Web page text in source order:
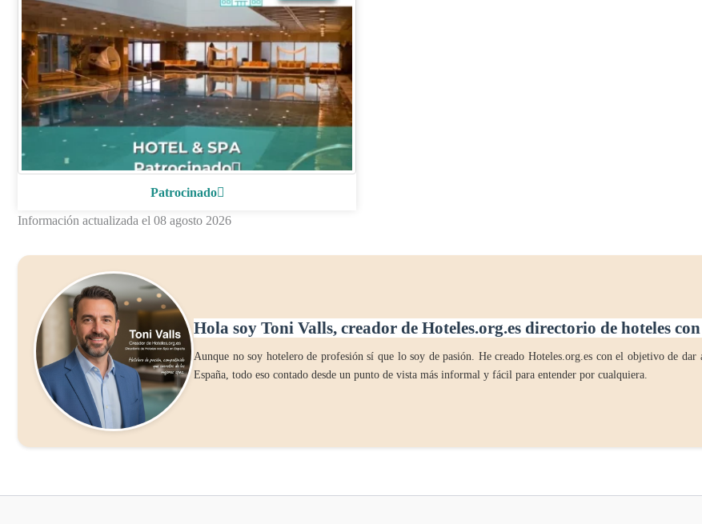
Patrocinado
Información actualizada el 08 agosto 2026
Hola soy Toni Valls, creador de Hoteles.org.es directorio de hoteles
Aunque no soy hotelero de profesión sí que lo soy de pasión. He creado Hoteles.org.es con el objetivo de
España, todo eso contado desde un punto de vista más informal y fácil para entender por cualquiera.